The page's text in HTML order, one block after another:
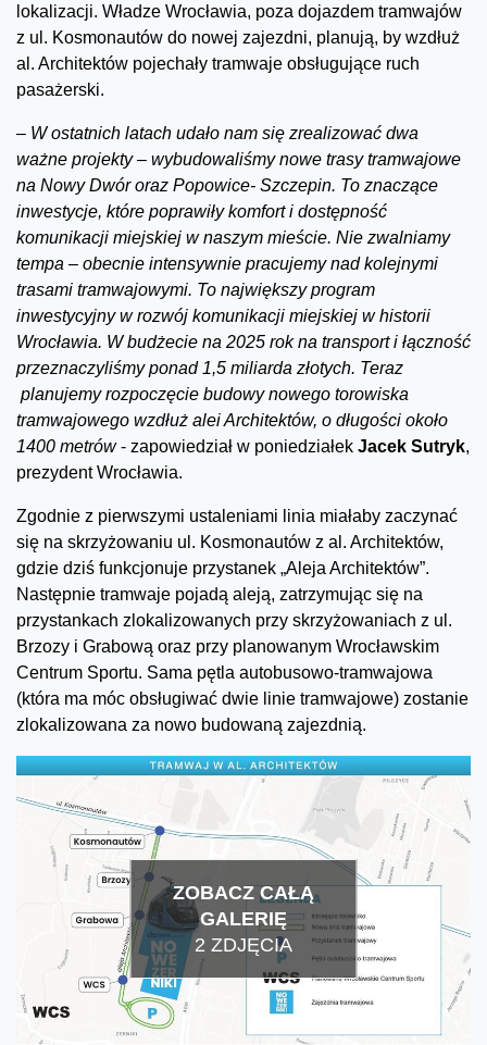
lokalizacji. Władze Wrocławia, poza dojazdem tramwajów
z ul. Kosmonautów do nowej zajezdni, planują, by wzdłuż
al. Architektów pojechały tramwaje obsługujące ruch
pasażerski.
– W ostatnich latach udało nam się zrealizować dwa
ważne projekty – wybudowaliśmy nowe trasy tramwajowe
na Nowy Dwór oraz Popowice- Szczepin. To znaczące
inwestycje, które poprawiły komfort i dostępność
komunikacji miejskiej w naszym mieście. Nie zwalniamy
tempa – obecnie intensywnie pracujemy nad kolejnymi
trasami tramwajowymi. To największy program
inwestycyjny w rozwój komunikacji miejskiej w historii
Wrocławia. W budżecie na 2025 rok na transport i łączność
przeznaczyliśmy ponad 1,5 miliarda złotych. Teraz
planujemy rozpoczęcie budowy nowego torowiska
tramwajowego wzdłuż alei Architektów, o długości około
1400 metrów- zapowiedział w poniedziałek Jacek Sutryk,
prezydent Wrocławia.
Zgodnie z pierwszymi ustaleniami linia miałaby zaczynać
się na skrzyżowaniu ul. Kosmonautów z al. Architektów,
gdzie dziś funkcjonuje przystanek „Aleja Architektów”.
Następnie tramwaje pojadą aleją, zatrzymując się na
przystankach zlokalizowanych przy skrzyżowaniach z ul.
Brzozy i Grabową oraz przy planowanym Wrocławskim
Centrum Sportu. Sama pętla autobusowo-tramwajowa
(która ma móc obsługiwać dwie linie tramwajowe) zostanie
zlokalizowana za nowo budowaną zajezdnią.
ZOBACZ CAŁĄ
GALERIĘ
2 ZDJĘCIA